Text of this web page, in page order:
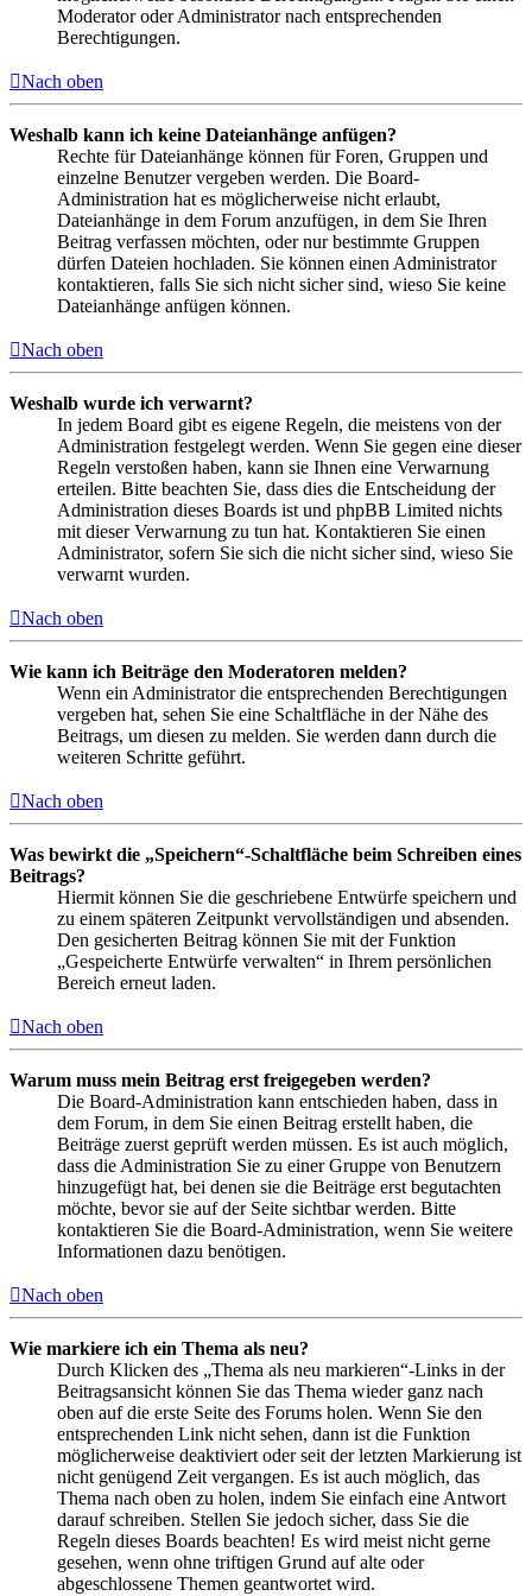
Moderator oder Administrator nach entsprechenden
Berechtigungen.
Nach oben
Weshalb kann ich keine Dateianhänge anfügen?
Rechte für Dateianhänge können für Foren, Gruppen und
einzelne Benutzer vergeben werden. Die Board-
Administration hat es möglicherweise nicht erlaubt,
Dateianhänge in dem Forum anzufügen, in dem Sie Ihren
Beitrag verfassen möchten, oder nur bestimmte Gruppen
dürfen Dateien hochladen. Sie können einen Administrator
kontaktieren, falls Sie sich nicht sicher sind, wieso Sie keine
Dateianhänge anfügen können.
Nach oben
Weshalb wurde ich verwarnt?
In jedem Board gibt es eigene Regeln, die meistens von der
Administration festgelegt werden. Wenn Sie gegen eine dieser
Regeln verstoßen haben, kann sie Ihnen eine Verwarnung
erteilen. Bitte beachten Sie, dass dies die Entscheidung der
Administration dieses Boards ist und phpBB Limited nichts
mit dieser Verwarnung zu tun hat. Kontaktieren Sie einen
Administrator, sofern Sie sich die nicht sicher sind, wieso Sie
verwarnt wurden.
Nach oben
Wie kann ich Beiträge den Moderatoren melden?
Wenn ein Administrator die entsprechenden Berechtigungen
vergeben hat, sehen Sie eine Schaltfläche in der Nähe des
Beitrags, um diesen zu melden. Sie werden dann durch die
weiteren Schritte geführt.
Nach oben
Was bewirkt die „Speichern“-Schaltfläche beim Schreiben eines
Beitrags?
Hiermit können Sie die geschriebene Entwürfe speichern und
zu einem späteren Zeitpunkt vervollständigen und absenden.
Den gesicherten Beitrag können Sie mit der Funktion
„Gespeicherte Entwürfe verwalten“ in Ihrem persönlichen
Bereich erneut laden.
Nach oben
Warum muss mein Beitrag erst freigegeben werden?
Die Board-Administration kann entschieden haben, dass in
dem Forum, in dem Sie einen Beitrag erstellt haben, die
Beiträge zuerst geprüft werden müssen. Es ist auch möglich,
dass die Administration Sie zu einer Gruppe von Benutzern
hinzugefügt hat, bei denen sie die Beiträge erst begutachten
möchte, bevor sie auf der Seite sichtbar werden. Bitte
kontaktieren Sie die Board-Administration, wenn Sie weitere
Informationen dazu benötigen.
Nach oben
Wie markiere ich ein Thema als neu?
Durch Klicken des „Thema als neu markieren“-Links in der
Beitragsansicht können Sie das Thema wieder ganz nach
oben auf die erste Seite des Forums holen. Wenn Sie den
entsprechenden Link nicht sehen, dann ist die Funktion
möglicherweise deaktiviert oder seit der letzten Markierung ist
nicht genügend Zeit vergangen. Es ist auch möglich, das
Thema nach oben zu holen, indem Sie einfach eine Antwort
darauf schreiben. Stellen Sie jedoch sicher, dass Sie die
Regeln dieses Boards beachten! Es wird meist nicht gerne
gesehen, wenn ohne triftigen Grund auf alte oder
abgeschlossene Themen geantwortet wird.